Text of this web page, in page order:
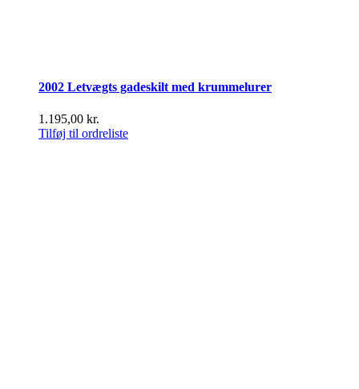
2002 Letvægts gadeskilt med krummelurer
1.195,00 kr.
Tilføj til ordreliste